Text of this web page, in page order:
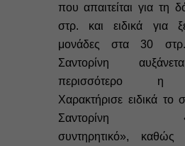
που απαιτείται για τη
στρ. και ειδικά για
μονάδες στα 30
Σαντορίνη
περισσότερο η
Χαρακτήρισε ειδικά το
Σαντορίνη
συντηρητικό», καθώς